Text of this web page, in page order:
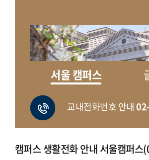
서울 캠퍼스
교내전화번호 안내
캠퍼스 생활전화 안내 서울캠퍼